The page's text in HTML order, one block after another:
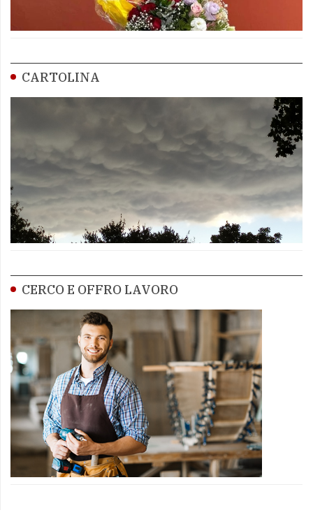
CARTOLINA
CERCO E OFFRO LAVORO